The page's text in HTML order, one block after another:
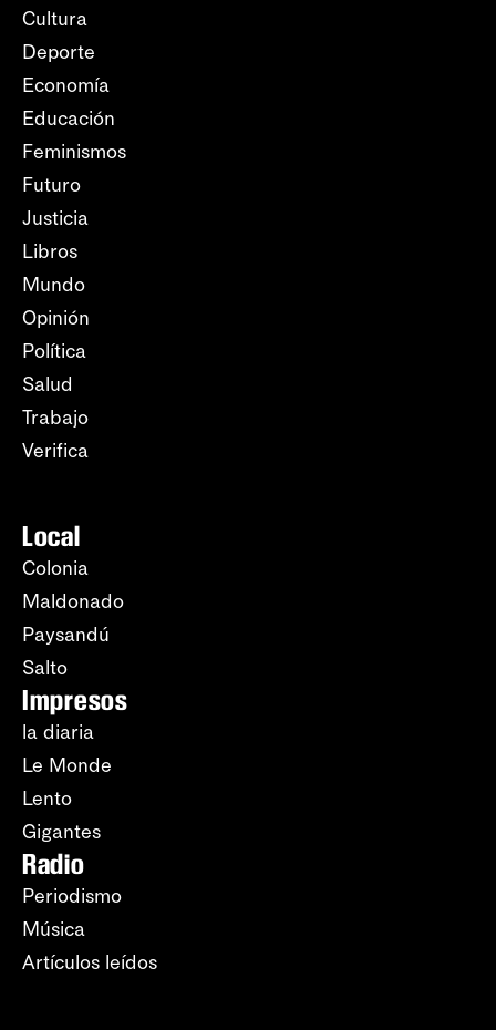
Cultura
Deporte
Economía
Educación
Feminismos
Futuro
Justicia
Libros
Mundo
Opinión
Política
Salud
Trabajo
Verifica
Local
Colonia
Maldonado
Paysandú
Salto
Impresos
la diaria
Le Monde
Lento
Gigantes
Radio
Periodismo
Música
Artículos leídos